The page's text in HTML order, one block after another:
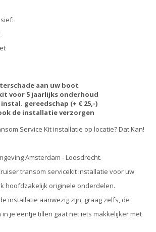
aan uw boot
voor 5 jaarlijks onderhoud
gereedschap (+ € 25,-)
de installatie verzorgen
Service Kit installatie op locatie? Dat Kan!
Amsterdam - Loosdrecht.
transom servicekit installatie voor uw
hoofdzakelijk originele onderdelen.
installatie aanwezig zijn, graag zelfs, de
je eentje tillen gaat net iets makkelijker met